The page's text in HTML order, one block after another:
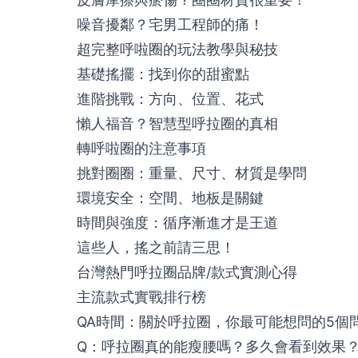
噪音擾鄰？宅男工程師的痛！
超完整呼啦圈的玩法教學與秘技
基礎搖擺：找到你的甜蜜點
進階挑戰：方向、位置、花式
懶人福音？智慧型呼拉圈的真相
轉呼啦圈的注意事項
挑對圈圈：重量、尺寸、材質是學問
環境安全：空間、地板是關鍵
時間與強度：循序漸進才是王道
這些人，搖之前請三思！
台灣熱門呼拉圈品牌/款式實測心得
主流款式實戰排行榜
QA時間：關於呼拉圈，你最可能想問的5個
Q：呼拉圈真的能瘦腰嗎？多久會看到效果